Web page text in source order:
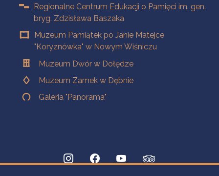
Regionalne Centrum Edukacji o Pamięci im. gen.
bryg. Zdzisława Baszaka
Muzeum Pamiątek po Janie Matejce
"Koryznówka" w Nowym Wiśniczu
Muzeum Dwór w Dołędze
Muzeum Zamek w Dębnie
Galeria "Panorama"